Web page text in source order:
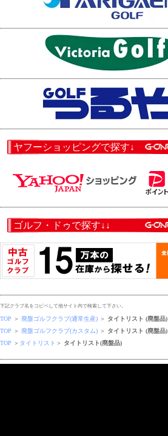
ヤフーショッピングで探す↓
ゴルフ・ドゥで探す↓↓
下記クラブ名をコピペして他サイト内で検索して下さい。
TOP ＞ 廃盤ゴルフクラブ(通常生産) ＞ タイトリスト (廃盤品)
TOP ＞ 廃盤ゴルフクラブ(カスタム) ＞ タイトリスト (廃盤品)
TOP ＞ タイトリスト ＞ タイトリスト(廃盤品)